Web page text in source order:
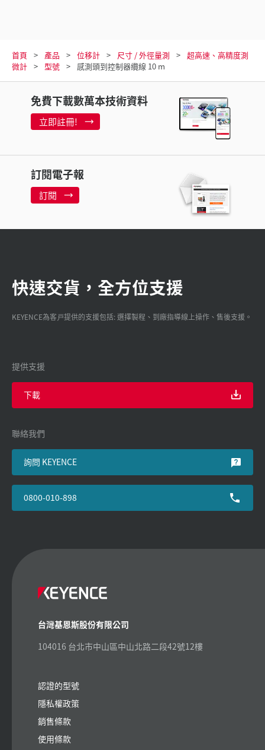
首頁 產品 位移計 尺寸 / 外徑量測
超高速、高精度測
微計
型號 感測頭到控制器纜線 10 m
免費下載數萬本技術資料
立即註冊!
訂閱電子報
訂閱
快速交貨，全方位支援
KEYENCE為客戸提供的支援包括: 選擇製程、到廠指導線上操作、售後支援。
提供支援
下載
聯絡我們
詢問 KEYENCE
0800-010-898
台灣基恩斯股份有限公司
104016 台北市中山區中山北路二段42號12樓
認證的型號
隱私權政策
銷售條款
使用條款